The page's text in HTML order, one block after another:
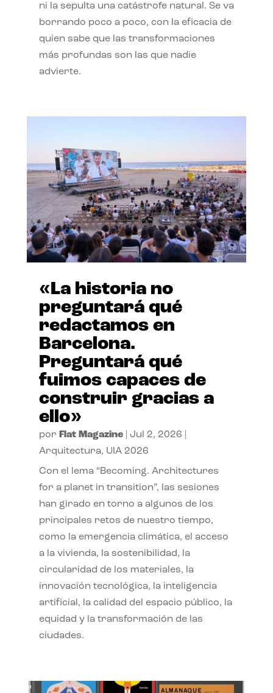
ni la sepulta una catástrofe natural. Se va
borrando poco a poco, con la eficacia de
quien sabe que las transformaciones
más profundas son las que nadie
advierte.
«La historia no
preguntará qué
redactamos en
Barcelona.
Preguntará qué
fuimos capaces de
construir gracias a
ello»
por Flat Magazine| Jul 2, 2026
Arquitectura, UIA 2026
Con el lema “Becoming. Architectures
for a planet in transition”, las sesiones
han girado en torno a algunos de los
principales retos de nuestro tiempo,
como la emergencia climática, el acceso
a la vivienda, la sostenibilidad, la
circularidad de los materiales, la
innovación tecnológica, la inteligencia
artificial, la calidad del espacio público, la
equidad y la transformación de las
ciudades.